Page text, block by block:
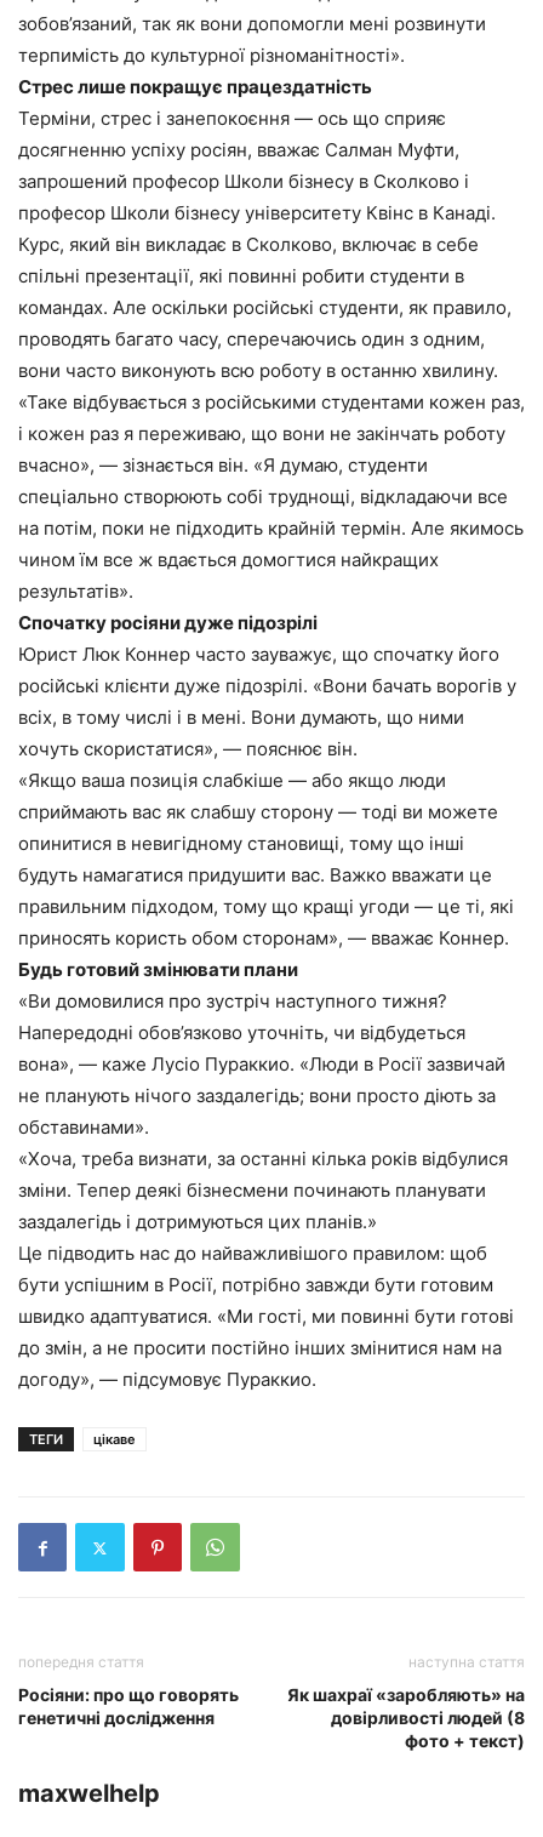
зобов’язаний, так як вони допомогли мені розвинути
терпимість до культурної різноманітності».
Стрес лише покращує працездатність
Терміни, стрес і занепокоєння — ось що сприяє
досягненню успіху росіян, вважає Салман Муфти,
запрошений професор Школи бізнесу в Сколково і
професор Школи бізнесу університету Квінс в Канаді.
Курс, який він викладає в Сколково, включає в себе
спільні презентації, які повинні робити студенти в
командах. Але оскільки російські студенти, як правило,
проводять багато часу, сперечаючись один з одним,
вони часто виконують всю роботу в останню хвилину.
«Таке відбувається з російськими студентами кожен раз,
і кожен раз я переживаю, що вони не закінчать роботу
вчасно», — зізнається він. «Я думаю, студенти
спеціально створюють собі труднощі, відкладаючи все
на потім, поки не підходить крайній термін. Але якимось
чином їм все ж вдається домогтися найкращих
результатів».
Спочатку росіяни дуже підозрілі
Юрист Люк Коннер часто зауважує, що спочатку його
російські клієнти дуже підозрілі. «Вони бачать ворогів у
всіх, в тому числі і в мені. Вони думають, що ними
хочуть скористатися», — пояснює він.
«Якщо ваша позиція слабкіше — або якщо люди
сприймають вас як слабшу сторону — тоді ви можете
опинитися в невигідному становищі, тому що інші
будуть намагатися придушити вас. Важко вважати це
правильним підходом, тому що кращі угоди — це ті, які
приносять користь обом сторонам», — вважає Коннер.
Будь готовий змінювати плани
«Ви домовилися про зустріч наступного тижня?
Напередодні обов’язково уточніть, чи відбудеться
вона», — каже Лусіо Пураккио. «Люди в Росії зазвичай
не планують нічого заздалегідь; вони просто діють за
обставинами».
«Хоча, треба визнати, за останні кілька років відбулися
зміни. Тепер деякі бізнесмени починають планувати
заздалегідь і дотримуються цих планів.»
Це підводить нас до найважливішого правилом: щоб
бути успішним в Росії, потрібно завжди бути готовим
швидко адаптуватися. «Ми гості, ми повинні бути готові
до змін, а не просити постійно інших змінитися нам на
догоду», — підсумовує Пураккио.
ТЕГИ цікаве
попередня стаття
Росіяни: про що говорять
генетичні дослідження
наступна стаття
Як шахраї «заробляють» на
довірливості людей (8
фото + текст)
maxwelhelp